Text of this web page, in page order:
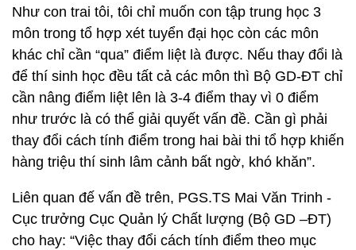
Như con trai tôi, tôi chỉ muốn con tập trung học 3
môn trong tổ hợp xét tuyển đại học còn các môn
khác chỉ cần “qua” điểm liệt là được. Nếu thay đổi là
để thí sinh học đều tất cả các môn thì Bộ GD-ĐT chỉ
cần nâng điểm liệt lên là 3-4 điểm thay vì 0 điểm
như trước là có thể giải quyết vấn đề. Cần gì phải
thay đổi cách tính điểm trong hai bài thi tổ hợp khiến
hàng triệu thí sinh lâm cảnh bất ngờ, khó khăn”.
Liên quan đế vấn đề trên, PGS.TS Mai Văn Trinh -
Cục trưởng Cục Quản lý Chất lượng (Bộ GD –ĐT)
cho hay: “Việc thay đổi cách tính điểm theo mục